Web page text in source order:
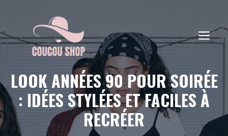
contenu
LOOK ANNÉES 90 POUR SOIRÉE
: IDÉES STYLÉES ET FACILES À
RECRÉER